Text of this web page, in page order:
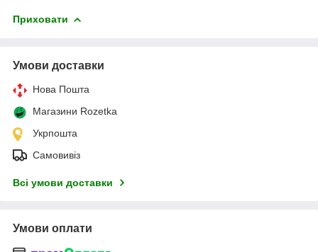
Приховати
Умови доставки
Нова Пошта
Магазини Rozetka
Укрпошта
Самовивіз
Всі умови доставки
Умови оплати